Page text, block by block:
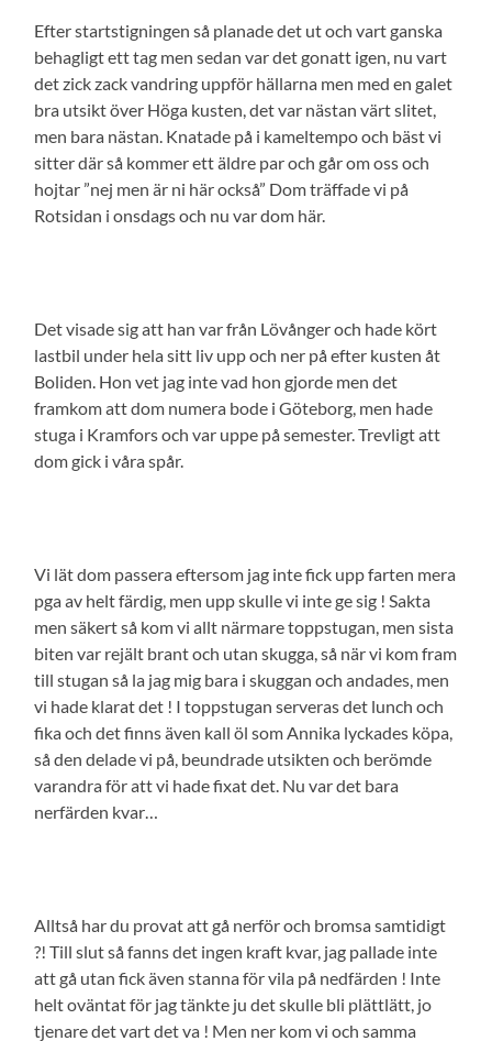
Efter startstigningen så planade det ut och vart ganska
behagligt ett tag men sedan var det gonatt igen, nu vart
det zick zack vandring uppför hällarna men med en galet
bra utsikt över Höga kusten, det var nästan värt slitet,
men bara nästan. Knatade på i kameltempo och bäst vi
sitter där så kommer ett äldre par och går om oss och
hojtar ”nej men är ni här också” Dom träffade vi på
Rotsidan i onsdags och nu var dom här.
Det visade sig att han var från Lövånger och hade kört
lastbil under hela sitt liv upp och ner på efter kusten åt
Boliden. Hon vet jag inte vad hon gjorde men det
framkom att dom numera bode i Göteborg, men hade
stuga i Kramfors och var uppe på semester. Trevligt att
dom gick i våra spår.
Vi lät dom passera eftersom jag inte fick upp farten mera
pga av helt färdig, men upp skulle vi inte ge sig ! Sakta
men säkert så kom vi allt närmare toppstugan, men sista
biten var rejält brant och utan skugga, så när vi kom fram
till stugan så la jag mig bara i skuggan och andades, men
vi hade klarat det ! I toppstugan serveras det lunch och
fika och det finns även kall öl som Annika lyckades köpa,
så den delade vi på, beundrade utsikten och berömde
varandra för att vi hade fixat det. Nu var det bara
nerfärden kvar…
Alltså har du provat att gå nerför och bromsa samtidigt
?! Till slut så fanns det ingen kraft kvar, jag pallade inte
att gå utan fick även stanna för vila på nedfärden ! Inte
helt oväntat för jag tänkte ju det skulle bli plättlätt, jo
tjenare det vart det va ! Men ner kom vi och samma